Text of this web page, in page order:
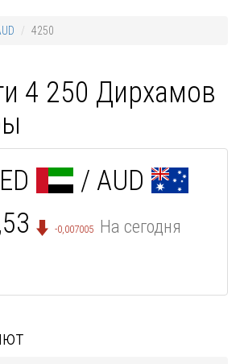
4250
4 250 Дирхамов
/ AUD
-0,007005 На сегодня